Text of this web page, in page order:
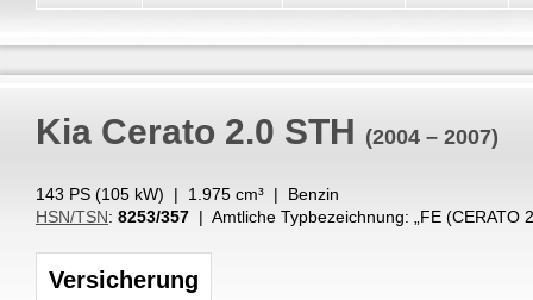
Kia Cerato 2.0 STH (2004 – 2007)
143 PS (105 kW) | 1.975 cm³ | Benzin
HSN/TSN: 8253/357 | Amtliche Typbezeichnung: „ FE (CERATO
Versicherung